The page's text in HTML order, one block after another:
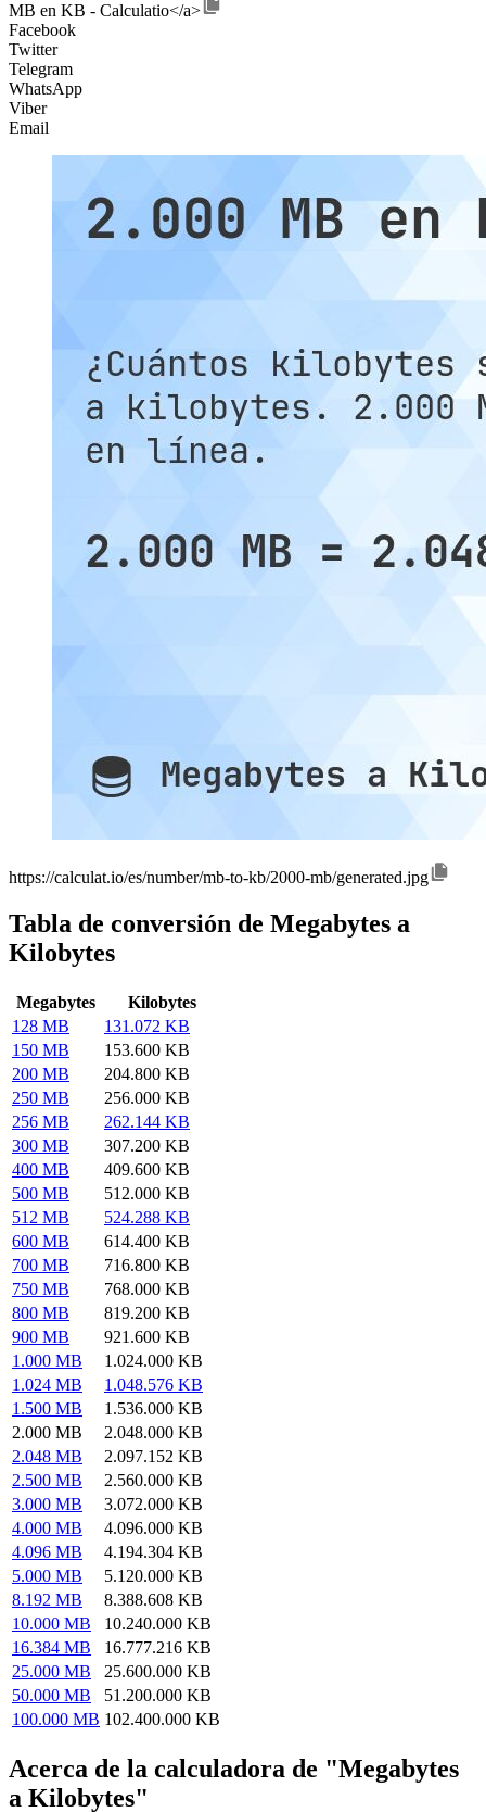
MB en KB - Calculatio</a>
Facebook
Twitter
Telegram
WhatsApp
Viber
Email
https://calculat.io/es/number/mb-to-kb/2000-mb/generated.jpg
Tabla de conversión de Megabytes a
Kilobytes
Megabytes
Kilobytes
128 MB
131.072 KB
150 MB
153.600 KB
200 MB
204.800 KB
250 MB
256.000 KB
256 MB
262.144 KB
300 MB
307.200 KB
400 MB
409.600 KB
500 MB
512.000 KB
512 MB
524.288 KB
600 MB
614.400 KB
700 MB
716.800 KB
750 MB
768.000 KB
800 MB
819.200 KB
900 MB
921.600 KB
1.000 MB
1.024.000 KB
1.024 MB
1.048.576 KB
1.500 MB
1.536.000 KB
2.000 MB
2.048.000 KB
2.048 MB
2.097.152 KB
2.500 MB
2.560.000 KB
3.000 MB
3.072.000 KB
4.000 MB
4.096.000 KB
4.096 MB
4.194.304 KB
5.000 MB
5.120.000 KB
8.192 MB
8.388.608 KB
10.000 MB
10.240.000 KB
16.384 MB
16.777.216 KB
25.000 MB
25.600.000 KB
50.000 MB
51.200.000 KB
100.000 MB 102.400.000 KB
Acerca de la calculadora de "Megabytes
a Kilobytes"